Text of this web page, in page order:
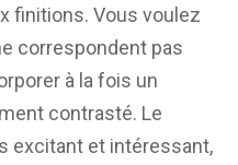
finitions. Vous voulez
correspondent pas
à la fois un
contrasté. Le
excitant et intéressant,